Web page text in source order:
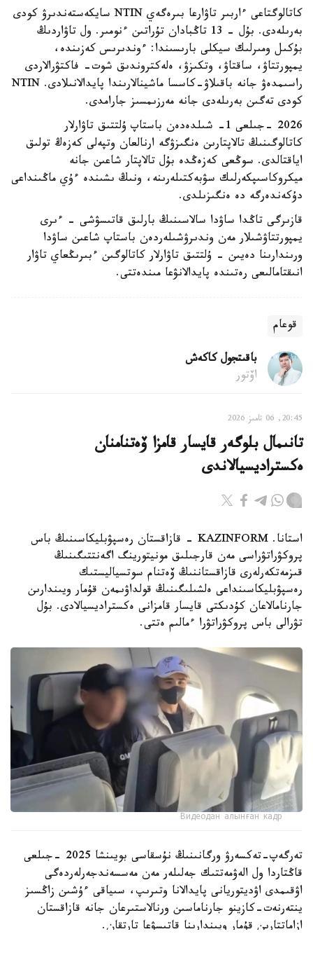
كاتالوگتاعى ءاربىر تاۋارعا بىرەگەي NTIN سايكەستەندىرۋ كودى
بەرىلەدى. بۇل - 13 تاڭبادان تۇراتىن ءنومىر. ول تاۋاردىڭ
بۇكىل ومىرلىك سيكلى بارىسىندا: ءوندىرىس كەزىندە،
يمپورتتاۋ، ساقتاۋ، وتكىزۋ، ەلەكتروندىق شوت- فاكتۋرالاردى
راسىمدەۋ جانە باقىلاۋ-كاسسا ماشينالارىندا پايدالانىلادى. NTIN
كودى تەگىن بەرىلەدى جانە مەرزىمسىز جارامدى.
2026 -جىلعى 1- شىلدەدەن باستاپ ۇلتتىق تاۋارلار
كاتالوگىنىڭ تالاپتارىن ەنگىزۋگە ارنالعان وتپەلى كەزەڭ تولىق
اياقتالدى. سوڭعى كەزەڭدە بۇل تالاپتار شاعىن جانە
ميكروكاسىپكەرلىك سۋبەكتىلەرىنە، ونىڭ ىشىندە ءۇي ماڭىنداعى
دۇكەندەرگە دە ەنگىزىلدى.
قازىرگى تاڭدا ساۋدا سالاسىنىڭ بارلىق قاتىسۋشى - ءىرى
يمپورتتاۋشىلار مەن وندىرۋشىلەردەن باستاپ شاعىن ساۋدا
ورىندارىنا دەيىن - ۇلتتىق تاۋارلار كاتالوگىن ءبىرىڭعاي تاۋار
انىقتامالىعى رەتىندە پايدالانۋعا مىندەتتى.
قوعام
باقىتجول كاكەش
اۆتور
20:45, 06 تامىز 2026
تانىمال بلوگەر قايسار قامزا ۆەتنامنان
ەكستراديسيالاندى
استانا. KAZINFORM - قازاقستان رەسپۋبليكاسىنىڭ باس
پروكۋراتۋراسى مەن قارجىلىق مونيتورينگ اگەنتتىگىنىڭ
قىزمەتكەرلەرى قازاقستاننىڭ ۆەتنام سوتسياليستىك
رەسپۋبليكاسىنداعى ەلشىلىگىنىڭ قولداۋىمەن قۇمار ويىندارىن
جارنامالاعان كۇدىكتى قايسار قامزانى ەكستراديسيالادى. بۇل
تۋرالى باس پروكۋراتۋرا ءمالىم ەتتى.
Видеодан алынған кадр
تەرگەپ-تەكسەرۋ ورگانىنىڭ نۇسقاسى بويىنشا 2025 -جىلعى
قاڭتاردا ول الەۋمەتتىك جەلىلەر مەن مەسسەندجەرلەردەگى
اۋقىمدى اۋديتوريانى پايدالانا وتىرىپ، سىياقى ءۇشىن زاڭسىز
ينتەرنەت-كازينو جارناماسىن ورنالاستىرعان جانە قازاقستان
ازاماتتارىن قۇمار ويىندارىنا قاتىسۋعا تارتقان.